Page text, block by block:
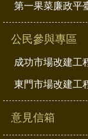
第一果菜廉政平
公民參與專區
成功市場改建工
東門市場改建工
意見信箱